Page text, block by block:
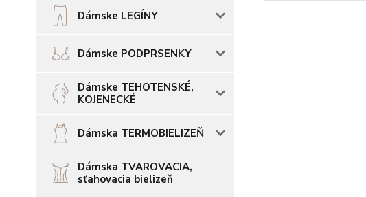
Dámske LEGÍNY
Dámske PODPRSENKY
Dámske TEHOTENSKÉ,
KOJENECKÉ
Dámska TERMOBIELIZEŇ
Dámska TVAROVACIA,
sťahovacia bielizeň